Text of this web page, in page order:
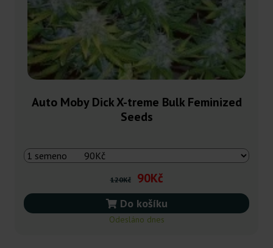
Auto Moby Dick X-treme Bulk Feminized
Seeds
120Kč 90Kč
Do košíku
Odesláno dnes